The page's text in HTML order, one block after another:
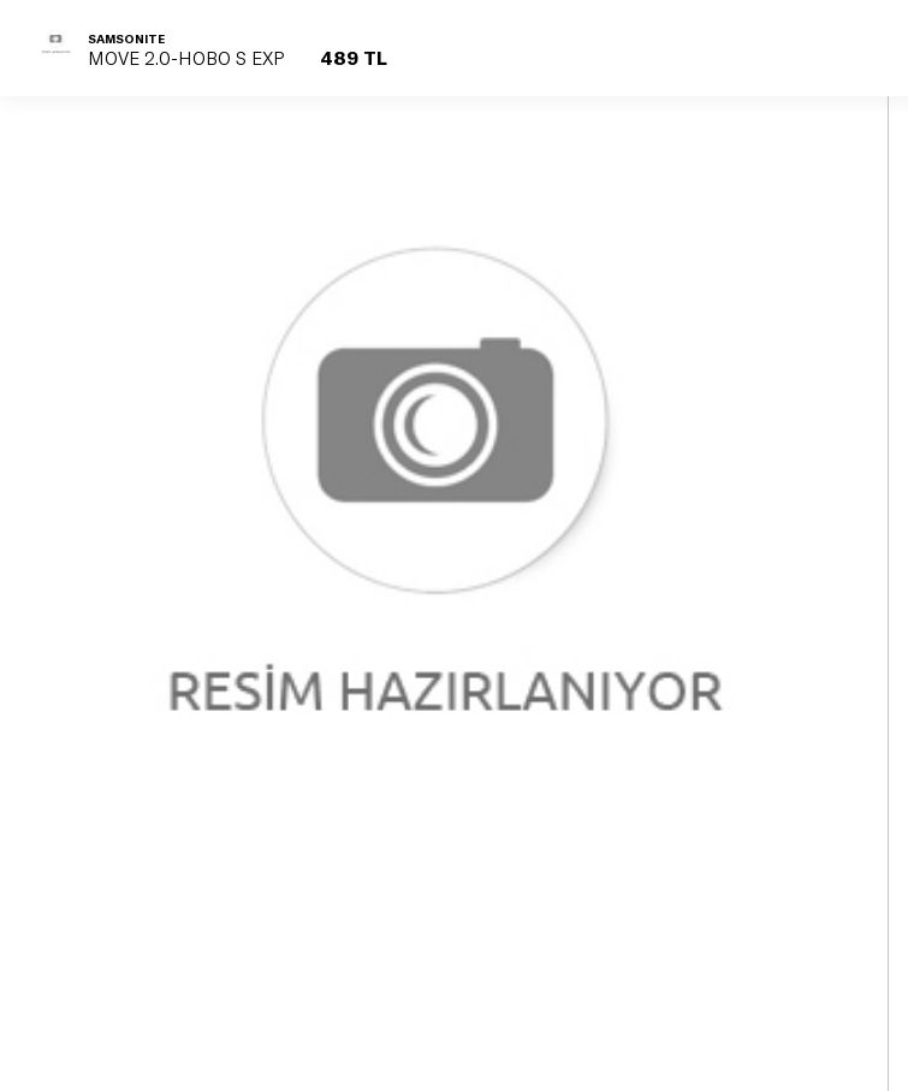
SAMSONITE
MOVE 2.0-HOBO S EXP 489 TL